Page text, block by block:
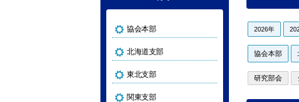
2026年
協会本部
研究部会
協会本部
北海道支部
東北支部
関東支部